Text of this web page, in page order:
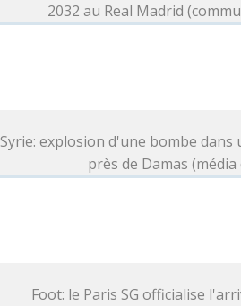
2032 au Real Madrid
Syrie: explosion d'une bombe dans
près de Damas (média
Foot: le Paris SG officialise